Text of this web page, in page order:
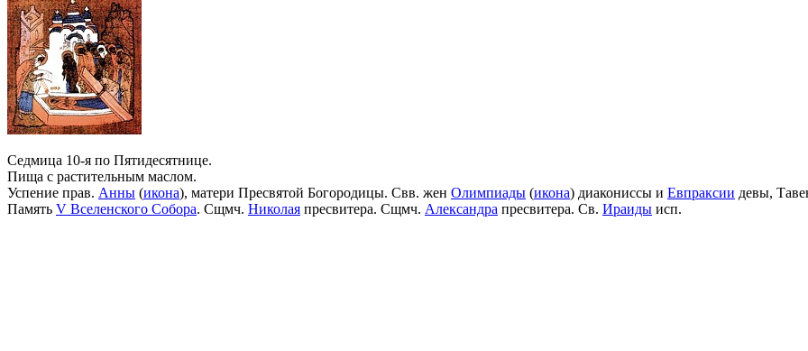
Седмица 10-я по Пятидесятнице.
Пища с растительным маслом.
Успение прав. Анны (икона), матери Пресвятой Богородицы. Свв. жен Олимпиады (икона) диакониссы и Евпраксии девы,
Память V Вселенского Собора. Сщмч. Николая пресвитера. Сщмч. Александра пресвитера. Св. Ираиды исп.